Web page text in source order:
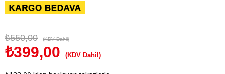
₺550,00 (KDV Dahil)
₺399,00 (KDV Dahil)